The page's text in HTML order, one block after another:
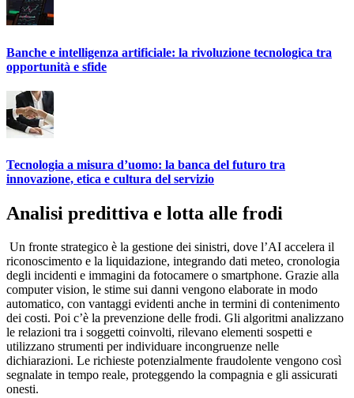
Banche e intelligenza artificiale: la rivoluzione tecnologica tra
opportunità e sfide
Tecnologia a misura d’uomo: la banca del futuro tra
innovazione, etica e cultura del servizio
Analisi predittiva e lotta alle frodi
Un fronte strategico è la gestione dei sinistri, dove l’AI accelera il
riconoscimento e la liquidazione, integrando dati meteo, cronologia
degli incidenti e immagini da fotocamere o smartphone. Grazie alla
computer vision, le stime sui danni vengono elaborate in modo
automatico, con vantaggi evidenti anche in termini di contenimento
dei costi. Poi c’è la prevenzione delle frodi. Gli algoritmi analizzano
le relazioni tra i soggetti coinvolti, rilevano elementi sospetti e
utilizzano strumenti per individuare incongruenze nelle
dichiarazioni. Le richieste potenzialmente fraudolente vengono così
segnalate in tempo reale, proteggendo la compagnia e gli assicurati
onesti.